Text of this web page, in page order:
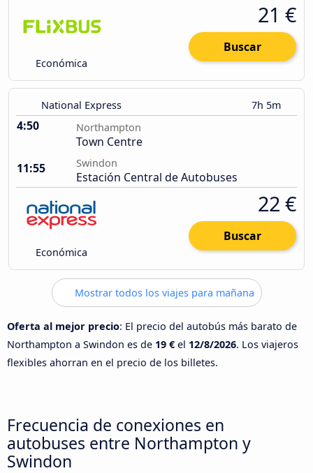
Económica
21 €
Buscar
National Express 7h 5m
4:50 Northampton
Town Centre
11:55
Swindon
Estación Central de Autobuses
Económica
22 €
Buscar
Mostrar todos los viajes para mañana
Oferta al mejor precio: El precio del autobús más barato de
Northampton a Swindon es de 19 € el 12/8/2026. Los viajeros
flexibles ahorran en el precio de los billetes.
Frecuencia de conexiones en
autobuses entre Northampton y
Swindon